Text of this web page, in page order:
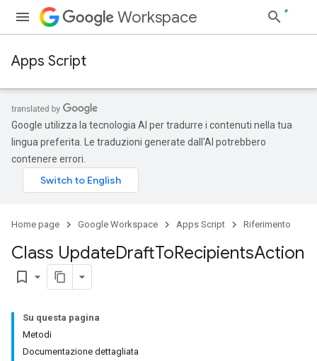
Workspace
Apps Script
Google utilizza la tecnologia AI per tradurre i contenuti nella tua
lingua preferita. Le traduzioni generate dall'AI potrebbero
contenere errori.
Home page Google Workspace Apps Script Riferimento
Class UpdateDraftToRecipientsAction
bookmark_border
Su questa pagina
Metodi
Documentazione dettagliata